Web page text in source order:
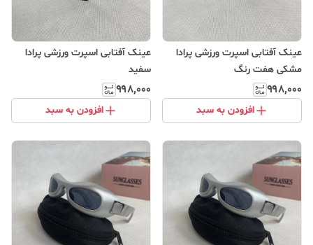
عینک آفتابی اسپرت ورزشی پرادا
مشکی هفت رنگ
۹۹۸٬۰۰۰
افزودن به سبد
عینک آفتابی اسپرت ورزشی پرادا
سفید
۹۹۸٬۰۰۰
افزودن به سبد